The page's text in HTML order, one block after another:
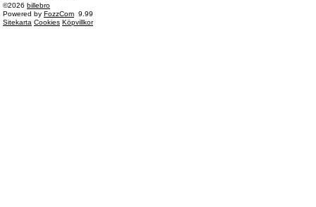
©2026 billebro
Powered by FozzCom 9.99
Sitekarta Cookies Köpvillkor